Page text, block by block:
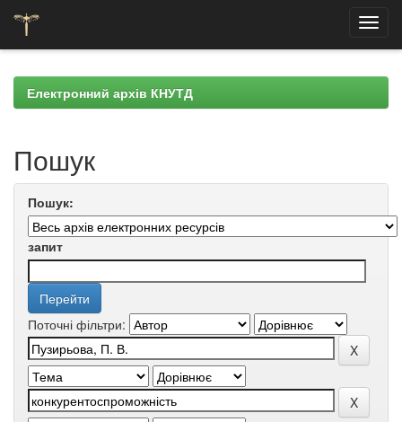
navigationЕлектронний архів КНУТД
Пошук
Пошук:
запит
Поточні фільтри: